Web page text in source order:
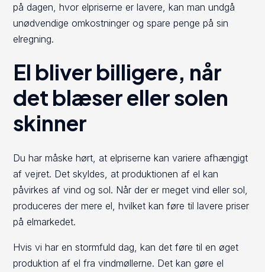
på dagen, hvor elpriserne er lavere, kan man undgå
unødvendige omkostninger og spare penge på sin
elregning.
El bliver billigere, når
det blæser eller solen
skinner
Du har måske hørt, at elpriserne kan variere afhængigt
af vejret. Det skyldes, at produktionen af el kan
påvirkes af vind og sol. Når der er meget vind eller sol,
produceres der mere el, hvilket kan føre til lavere priser
på elmarkedet.
Hvis vi har en stormfuld dag, kan det føre til en øget
produktion af el fra vindmøllerne. Det kan gøre el